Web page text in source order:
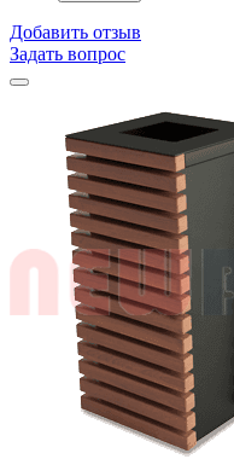
Добавить отзыв
Задать вопрос